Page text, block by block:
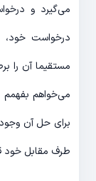
می‌گیرد و
درخواست خود،
مستقیما آن را
می‌خواهم بفهمم
برای حل آن
طرف مقابل خود